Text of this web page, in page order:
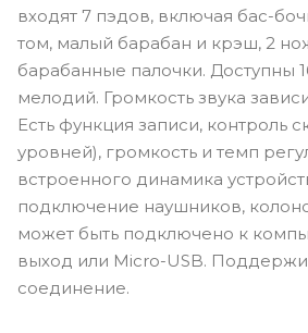
входят 7 пэдов, включая бас-
том, малый барабан и крэш, 2
барабанные палочки. Доступны
мелодий. Громкость звука
Есть функция записи, контроль
уровней), громкость и темп
встроенного динамика
подключение наушников,
может быть подключено к
выход или Micro-USB.
соединение.